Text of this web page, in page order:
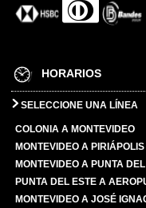
HORARIOS
SELECCIONE UNA LÍNEA
COLONIA A MONTEVIDEO
MONTEVIDEO A PIRIÁPOLIS
MONTEVIDEO A PUNTA
PUNTA DEL ESTE A
MONTEVIDEO A JOSÉ